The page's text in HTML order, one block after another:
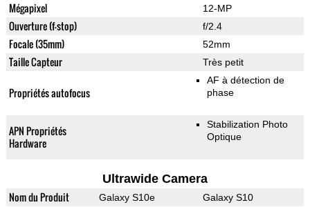
Mégapixel 12-MP
Ouverture (f-stop) f/2.4
Focale (35mm) 52mm
Taille Capteur Très petit
Propriétés autofocus
AF à détection de
phase
APN Propriétés
Hardware
Stabilization Photo
Optique
Ultrawide Camera
Nom du Produit Galaxy S10e Galaxy S10